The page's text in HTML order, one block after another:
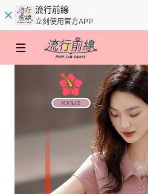
流行前線
立刻使用官方APP